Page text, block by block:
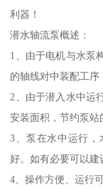
利器！
潜水轴流泵概述：
1、由于电机与水泵
的轴线对中装配工序
2、由于潜入水中运
安装面积，节约泵站
3、泵在水中运行
好。如有必要可以建
4、操作方便、运行